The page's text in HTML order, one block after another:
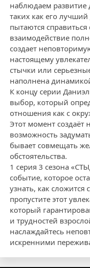
наблюдаем развитие
таких как его
пытаются
взаимодействие
создает
настоящему
стычки или
наполнена
К концу серии
выбор, который
отношения как с
Этот момент создаёт
возможность
бывает совмещать
обстоятельства.
1 серия 3 сезона
событие, которое
узнать, как сложится
пропустите этот
который
и трудностей
наслаждайтесь
искренними